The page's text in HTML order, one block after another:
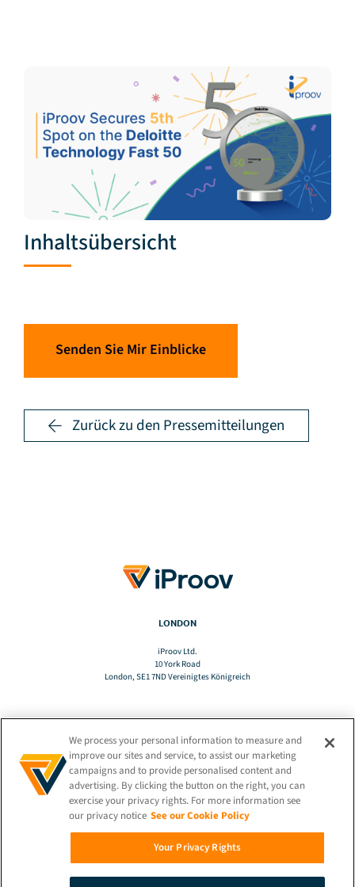
Inhaltsübersicht
Senden Sie Mir Einblicke
Zurück zu den Pressemitteilungen
LONDON
iProov Ltd.
10 York Road
London, SE1 7ND Vereinigtes Königreich
TRANSLATE
DE
BLEIBEN SIE VERBUNDEN!
We process your personal information to measure and
improve our sites and service, to assist our marketing
campaigns and to provide personalised content and
advertising. By clicking the button on the right, you can
exercise your privacy rights. For more information see
our privacy notice See our Cookie Policy
Your Privacy Rights